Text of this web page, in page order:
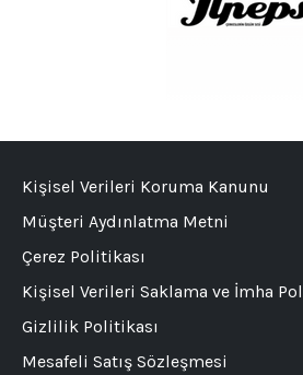
Kişisel Verileri Koruma Kanunu
Müşteri Aydınlatma Metni
Çerez Politikası
Kişisel Verileri Saklama ve İmha
Gizlilik Politikası
Mesafeli Satış Sözleşmesi